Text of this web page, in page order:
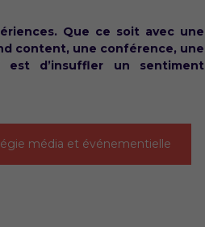
Que ce soit avec une
content, une conférence, une
d’insuffler un sentiment
média et événementielle